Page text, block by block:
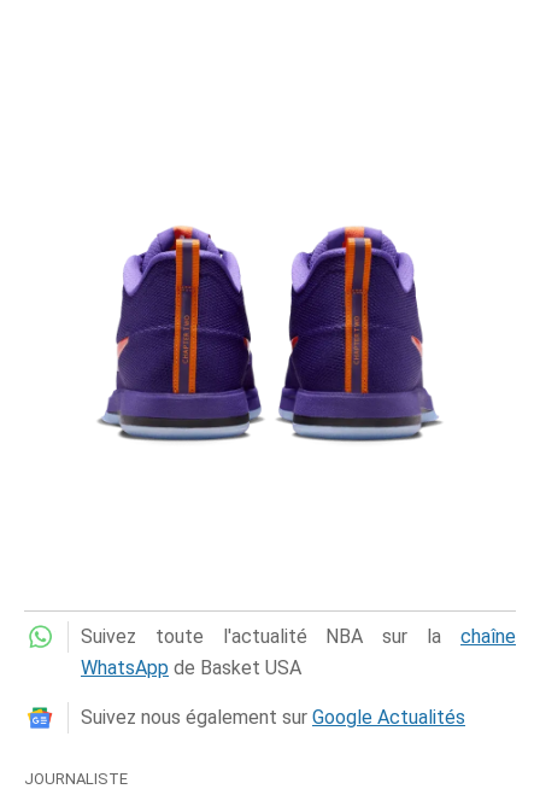
Suivez toute l'actualité NBA sur la chaîne
WhatsApp de Basket USA
Suivez nous également sur Google Actualités
JOURNALISTE